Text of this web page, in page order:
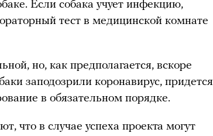
Если собака учует инфекцию,
тест в медицинской комнате
но, как предполагается, вскоре
заподозрили коронавирус, придется
в обязательном порядке.
что в случае успеха проекта могут